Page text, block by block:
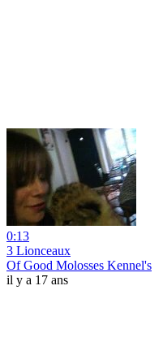
0:13
3 Lionceaux
Of Good Molosses Kennel's
il y a 17 ans